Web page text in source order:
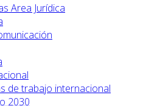
Area Jurídica
de trabajo internacional
2030